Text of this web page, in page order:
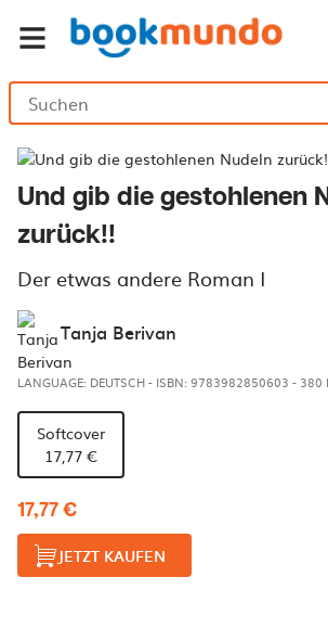
Und gib die gestohlenen
zurück!!
Der etwas andere Roman I
Tanja Berivan
LANGUAGE: DEUTSCH- ISBN: 9783982850603 - 380
Softcover
17,77 €
17,77 €
JETZT KAUFEN